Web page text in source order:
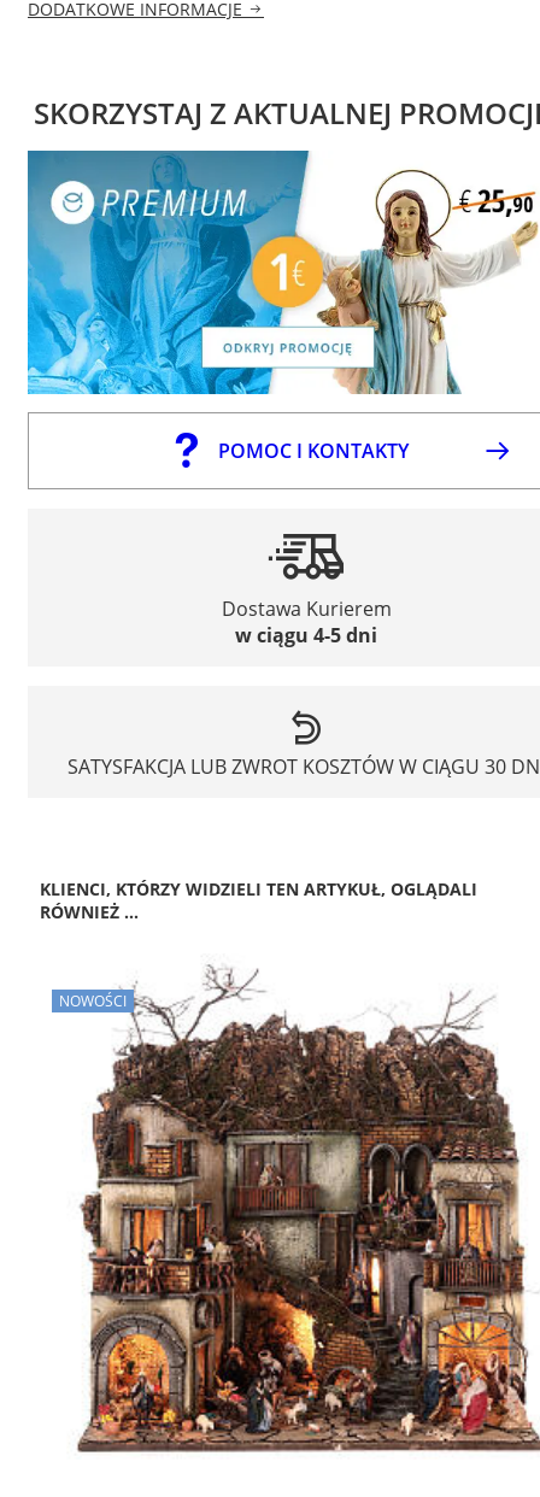
DODATKOWE INFORMACJE
SKORZYSTAJ Z AKTUALNEJ
POMOC I KONTAKTY
Dostawa Kurierem
w ciągu 4-5 dni
SATYSFAKCJA LUB ZWROT KOSZTÓW W CIĄGU 30
KLIENCI, KTÓRZY WIDZIELI TEN ARTYKUŁ, OGLĄDALI
RÓWNIEŻ ...
NOWOŚCI